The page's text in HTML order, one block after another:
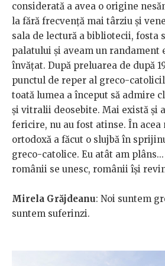
considerată a avea o origine
la fără frecvență mai târziu și
sala de lectură a bibliotecii, fosta
palatului și aveam un randament
învățat. După preluarea de după
punctul de reper al greco-
toată lumea a început să admire
și vitralii deosebite. Mai există și
fericire, nu au fost atinse. În acea
ortodoxă a făcut o slujbă în
greco-catolice. Eu atât am
românii se unesc, românii își
Mirela Grăjdeanu: Noi suntem
suntem suferinzi.